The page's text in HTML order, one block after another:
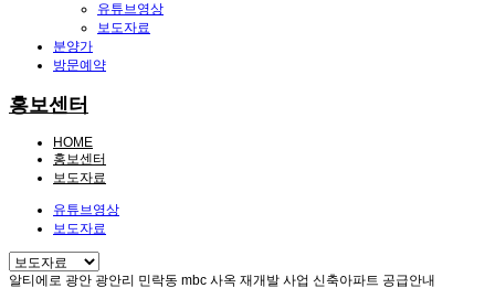
유튜브영상
보도자료
분양가
방문예약
홍보센터
HOME
홍보센터
보도자료
유튜브영상
보도자료
알티에로 광안 광안리 민락동 mbc 사옥 재개발 사업 신축아파트 공급안내